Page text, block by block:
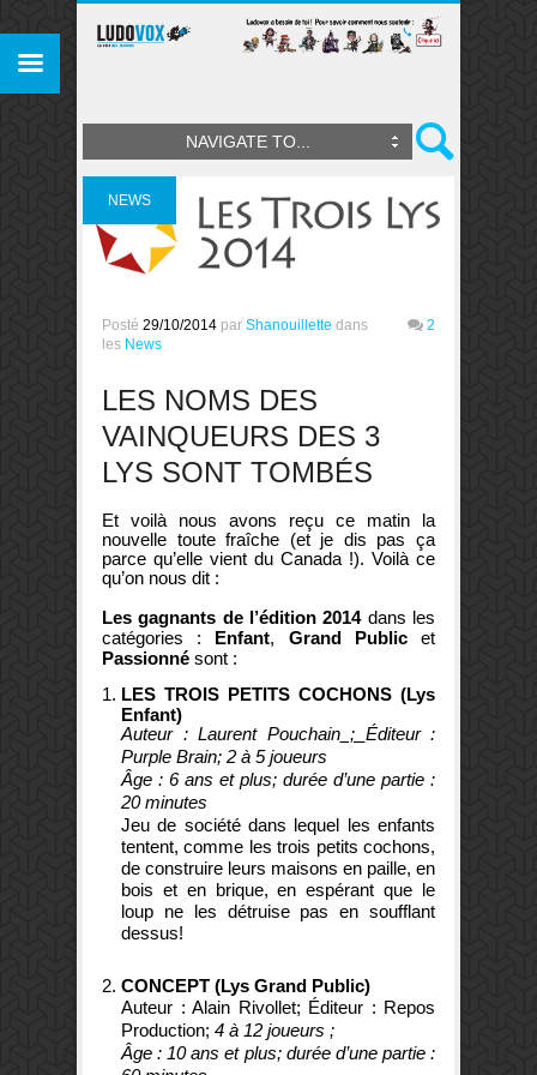
NAVIGATE TO...
NEWS
Posté 29/10/2014 par Shanouillette dans
les News
2
LES NOMS DES
VAINQUEURS DES 3
LYS SONT TOMBÉS
Et voilà nous avons reçu ce matin la
nouvelle toute fraîche (et je dis pas ça
parce qu’elle vient du Canada !). Voilà ce
qu’on nous dit :
Les gagnants de l’édition 2014 dans les
catégories : Enfant, Grand Publicet
Passionné sont :
LES TROIS PETITS COCHONS (Lys
Enfant)
Auteur : Laurent Pouchain; Éditeur :
Purple Brain; 2 à 5 joueurs
Âge : 6 ans et plus; durée d’une partie :
20 minutes
Jeu de société dans lequel les enfants
tentent, comme les trois petits cochons,
de construire leurs maisons en paille, en
bois et en brique, en espérant que le
loup ne les détruise pas en soufflant
dessus!
CONCEPT (Lys Grand Public)
Auteur : Alain Rivollet; Éditeur : Repos
Production; 4 à 12 joueurs ;
Âge : 10 ans et plus; durée d’une partie :